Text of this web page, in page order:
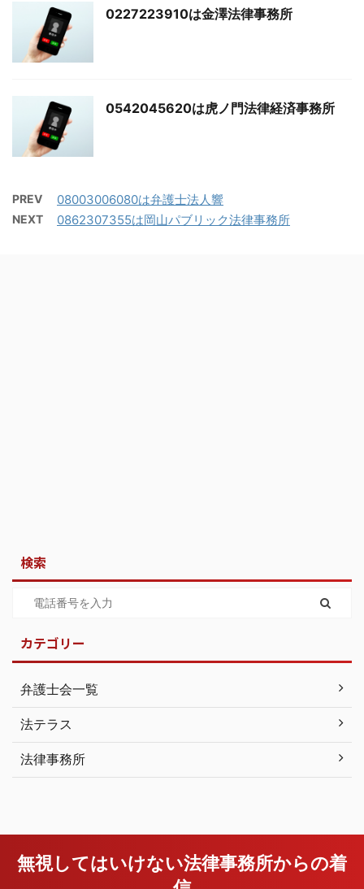
0227223910は金澤法律事務所
0542045620は虎ノ門法律経済事務所
PREV 08003006080は弁護士法人響
NEXT 0862307355は岡山パブリック法律事務所
検索
カテゴリー
弁護士会一覧
法テラス
法律事務所
無視してはいけない法律事務所からの着